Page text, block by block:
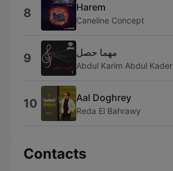
8 Harem
Caneline Concept
9 مهما حصل
Abdul Karim Abdul Kader
10 Aal Doghrey
Reda El Bahrawy
Contacts